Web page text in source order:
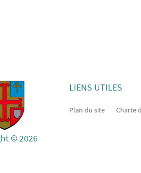
© 2026
LIENS UTILES
Plan du site Charte